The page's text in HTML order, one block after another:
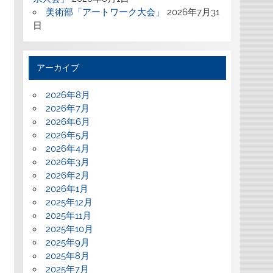
美術部「アートワーク大会」
2026年7月31
日
アーカイブ
2026年8月
2026年7月
2026年6月
2026年5月
2026年4月
2026年3月
2026年2月
2026年1月
2025年12月
2025年11月
2025年10月
2025年9月
2025年8月
2025年7月